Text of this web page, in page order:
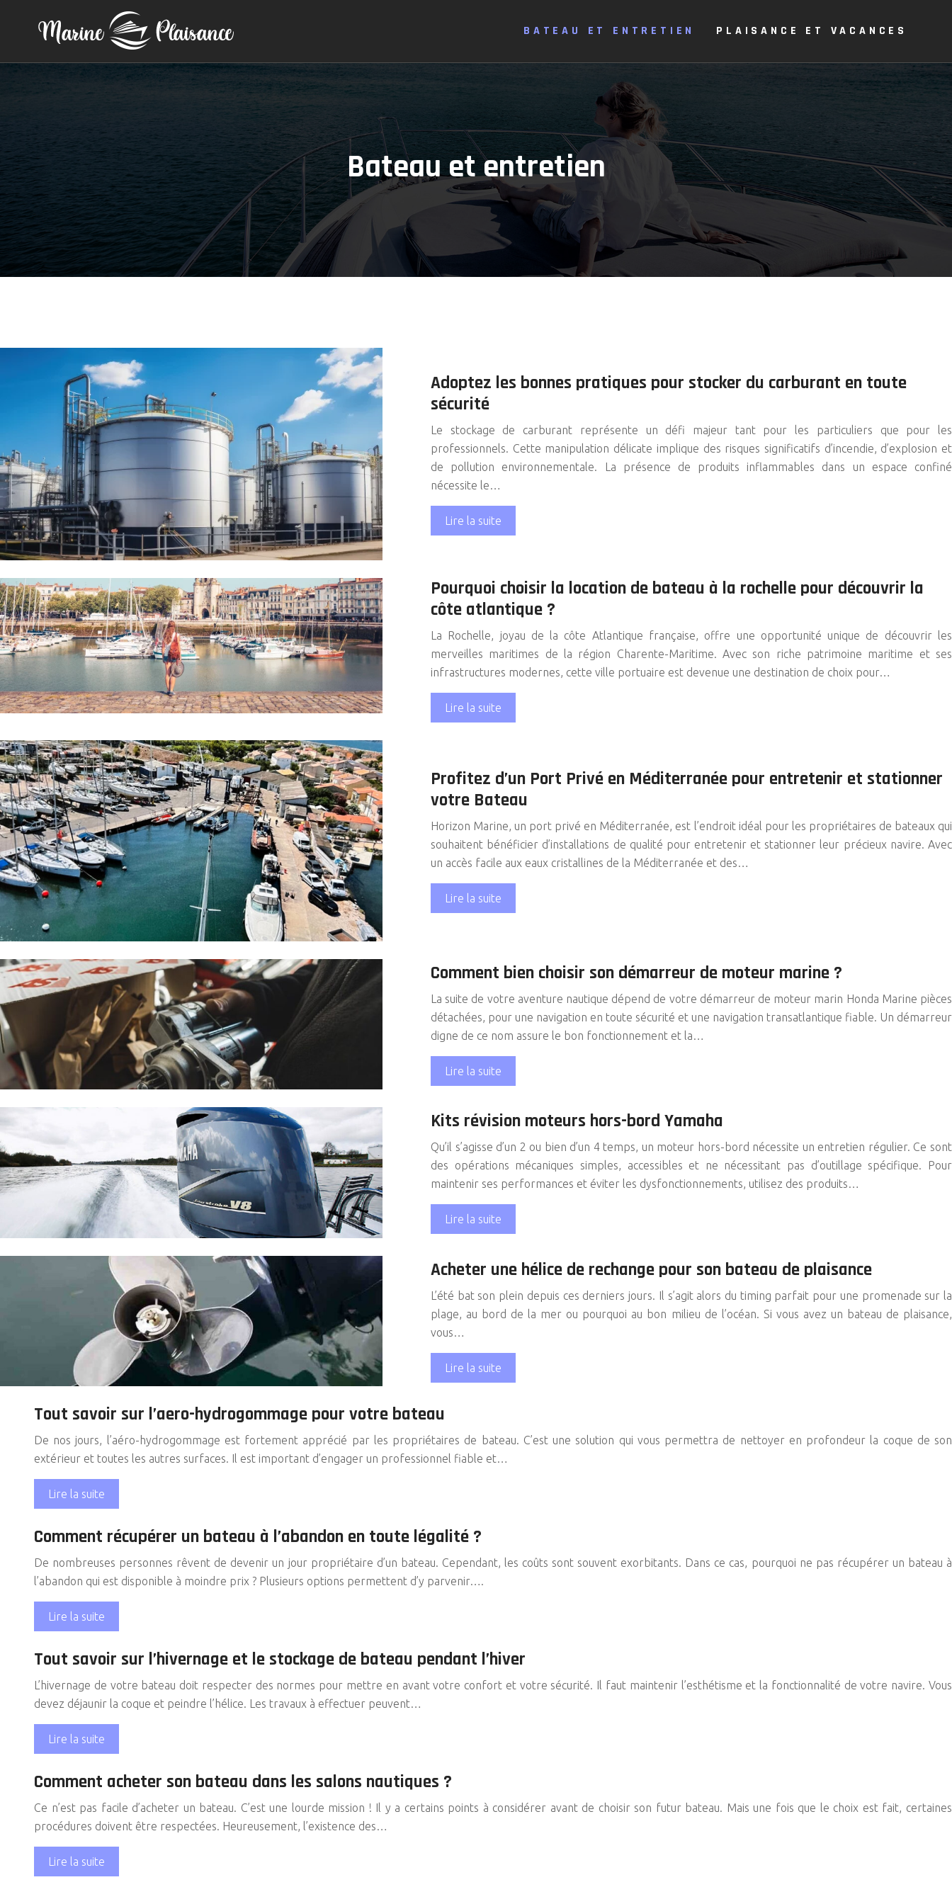
BATEAU ET ENTRETIEN PLAISANCE ET VACANCES
Bateau et entretien
Adoptez les bonnes pratiques pour stocker du carburant en toute
sécurité
Le stockage de carburant représente un défi majeur tant pour les particuliers que pour les
professionnels. Cette manipulation délicate implique des risques significatifs d’incendie, d’explosion et
de pollution environnementale. La présence de produits inflammables dans un espace confiné
nécessite le…
Lire la suite
Pourquoi choisir la location de bateau à la rochelle pour découvrir la
côte atlantique ?
La Rochelle, joyau de la côte Atlantique française, offre une opportunité unique de découvrir les
merveilles maritimes de la région Charente-Maritime. Avec son riche patrimoine maritime et ses
infrastructures modernes, cette ville portuaire est devenue une destination de choix pour…
Lire la suite
Profitez d’un Port Privé en Méditerranée pour entretenir et stationner
votre Bateau
Horizon Marine, un port privé en Méditerranée, est l’endroit idéal pour les propriétaires de bateaux qui
souhaitent bénéficier d’installations de qualité pour entretenir et stationner leur précieux navire. Avec
un accès facile aux eaux cristallines de la Méditerranée et des…
Lire la suite
Comment bien choisir son démarreur de moteur marine ?
La suite de votre aventure nautique dépend de votre démarreur de moteur marin Honda Marine pièces
détachées, pour une navigation en toute sécurité et une navigation transatlantique fiable. Un démarreur
digne de ce nom assure le bon fonctionnement et la…
Lire la suite
Kits révision moteurs hors-bord Yamaha
Qu’il s’agisse d’un 2 ou bien d’un 4 temps, un moteur hors-bord nécessite un entretien régulier. Ce sont
des opérations mécaniques simples, accessibles et ne nécessitant pas d’outillage spécifique. Pour
maintenir ses performances et éviter les dysfonctionnements, utilisez des produits…
Lire la suite
Acheter une hélice de rechange pour son bateau de plaisance
L’été bat son plein depuis ces derniers jours. Il s’agit alors du timing parfait pour une promenade sur la
plage, au bord de la mer ou pourquoi au bon milieu de l’océan. Si vous avez un bateau de plaisance,
vous…
Lire la suite
Tout savoir sur l’aero-hydrogommage pour votre bateau
De nos jours, l’aéro-hydrogommage est fortement apprécié par les propriétaires de bateau. C’est une solution qui vous permettra de nettoyer en profondeur la coque de son
extérieur et toutes les autres surfaces. Il est important d’engager un professionnel fiable et…
Lire la suite
Comment récupérer un bateau à l’abandon en toute légalité ?
De nombreuses personnes rêvent de devenir un jour propriétaire d’un bateau. Cependant, les coûts sont souvent exorbitants. Dans ce cas, pourquoi ne pas récupérer un bateau à
l’abandon qui est disponible à moindre prix ? Plusieurs options permettent d’y parvenir….
Lire la suite
Tout savoir sur l’hivernage et le stockage de bateau pendant l’hiver
L’hivernage de votre bateau doit respecter des normes pour mettre en avant votre confort et votre sécurité. Il faut maintenir l’esthétisme et la fonctionnalité de votre navire. Vous
devez déjaunir la coque et peindre l’hélice. Les travaux à effectuer peuvent…
Lire la suite
Comment acheter son bateau dans les salons nautiques ?
Ce n’est pas facile d’acheter un bateau. C’est une lourde mission ! Il y a certains points à considérer avant de choisir son futur bateau. Mais une fois que le choix est fait, certaines
procédures doivent être respectées. Heureusement, l’existence des…
Lire la suite